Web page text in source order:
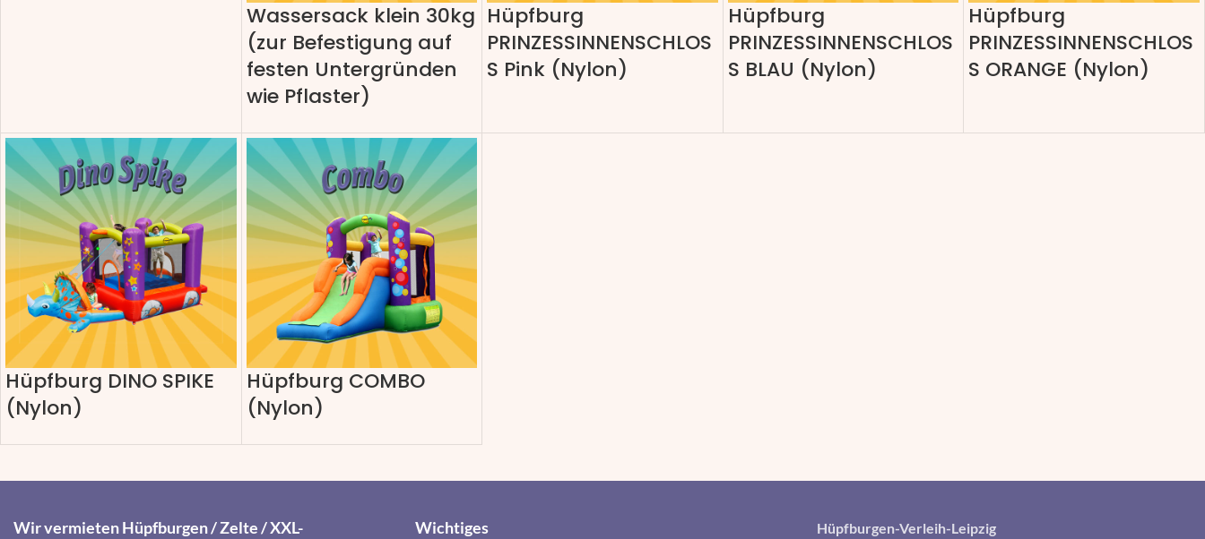
Wassersack klein 30kg
(zur Befestigung auf
festen Untergründen
wie Pflaster)
Hüpfburg
PRINZESSINNENSCHLOS
S Pink (Nylon)
Hüpfburg
PRINZESSINNENSCHLOS
S BLAU (Nylon)
Hüpfburg
PRINZESSINNENSCHLOS
S ORANGE (Nylon)
Hüpfburg DINO SPIKE
(Nylon)
Hüpfburg COMBO
(Nylon)
Wir vermieten Hüpfburgen / Zelte / XXL-
Wichtiges Hüpfburgen-Verleih-Leipzig